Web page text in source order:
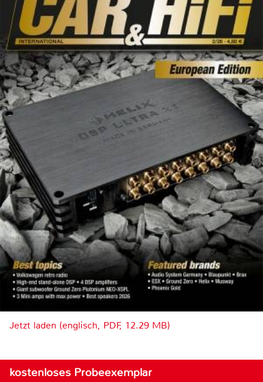
Jetzt laden (englisch, PDF, 12.29 MB)
kostenloses Probeexemplar